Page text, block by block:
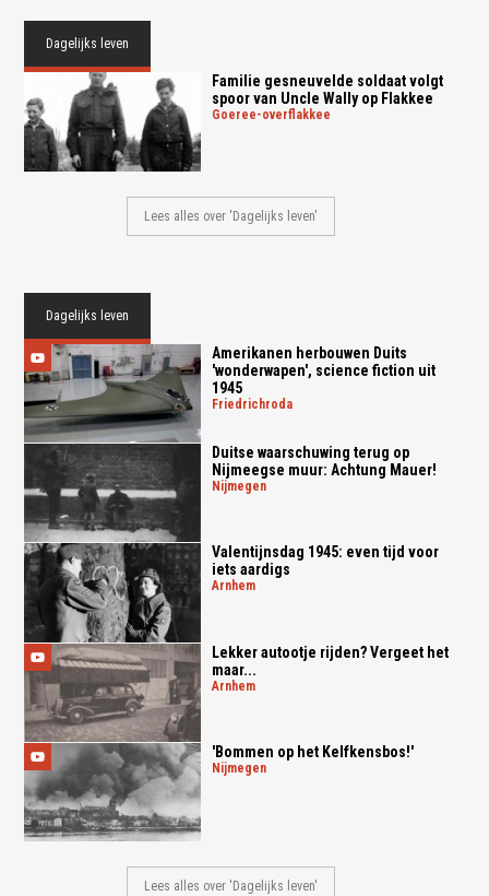
Dagelijks leven
Familie gesneuvelde soldaat volgt
spoor van Uncle Wally op Flakkee
goeree-overflakkee
Lees alles over 'Dagelijks leven'
Dagelijks leven
Amerikanen herbouwen Duits
'wonderwapen', science fiction uit
1945
friedrichroda
Duitse waarschuwing terug op
Nijmeegse muur: Achtung Mauer!
nijmegen
Valentijnsdag 1945: even tijd voor
iets aardigs
arnhem
Lekker autootje rijden? Vergeet het
maar...
arnhem
'Bommen op het Kelfkensbos!'
nijmegen
Lees alles over 'Dagelijks leven'